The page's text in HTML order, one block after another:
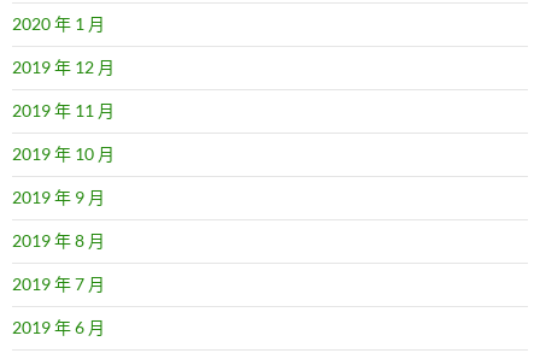
2020 年 1 月
2019 年 12 月
2019 年 11 月
2019 年 10 月
2019 年 9 月
2019 年 8 月
2019 年 7 月
2019 年 6 月